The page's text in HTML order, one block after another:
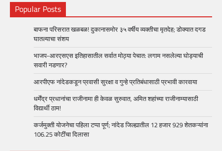
Popular Posts
बाफना परिसरात खळबळ! दुकानासमोर ३५ वर्षीय व्यक्तीचा मृतदेह; डोक्यात दगड
घातल्याचा संशय
भाजप-आरएसएस इतिहासातील सर्वात मोठ्या पेचात: लगाम नसलेल्या घोड्याची
सवारी नडणार?
आरपीएफ नांदेडकडून प्रवासी सुरक्षा व गुन्हे प्रतिबंधासाठी प्रभावी कारवाया
धर्मेंद्र प्रधानांचा राजीनामा ही केवळ सुरुवात, अमित शहांच्या राजीनाम्यासाठी
विद्यार्थी ठाम!
कर्जमुक्ती योजनेचा पहिला टप्पा पूर्ण; नांदेड जिल्ह्यातील 12 हजार 929 शेतकऱ्यांना
106.25 कोटींचा दिलासा